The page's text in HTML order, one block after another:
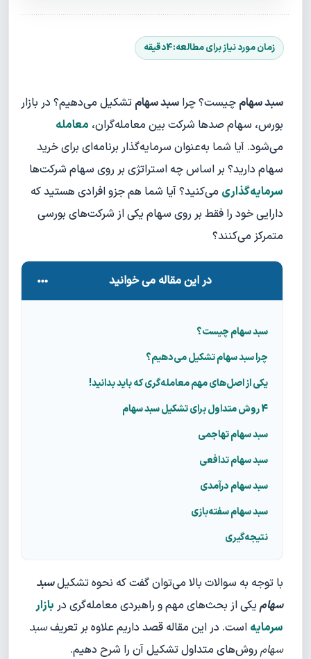
سبد سهام چیست؟ چرا سبد سهام تشکیل می‌دهیم؟ در بازار
بورس، سهام صدها شرکت بین معامله‌گران، معامله
می‌شود. آیا شما به‌عنوان سرمایه‌گذار برنامه‌ای برای خرید
سهام دارید؟ بر اساس چه استراتژی بر روی سهام شرکت‌ها
سرمایه‌گذاری می‌کنید؟ آیا شما هم جزو افرادی هستید که
دارایی خود را فقط بر روی سهام یکی از شرکت‌های بورسی
متمرکز می‌کنند؟
در این مقاله می خوانید
سبد سهام چیست؟
چرا سبد سهام تشکیل می‌دهیم؟
یکی از اصل‌های مهم معامله‌گری که باید بدانید!
4 روش متداول برای تشکیل سبد سهام
سبد سهام تهاجمی
سبد سهام تدافعی
سبد سهام درآمدی
سبد سهام سفته‌بازی
نتیجه‌گیری
با توجه به سوالات بالا می‌توان گفت که نحوه تشکیلسبد
سهام یکی از بحث‌های مهم و راهبردی معامله‌گری در بازار
سرمایه است. در این مقاله قصد داریم علاوه بر تعریفسبد
سهام روش‌های متداول تشکیل آن را شرح دهیم.